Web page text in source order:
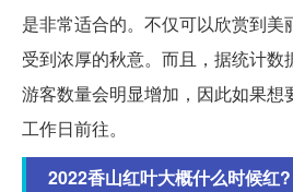
是非常适合的。不仅可以欣赏到美
受到浓厚的秋意。而且，据统计数
游客数量会明显增加，因此如果想
工作日前往。
2022香山红叶大概什么时候红?